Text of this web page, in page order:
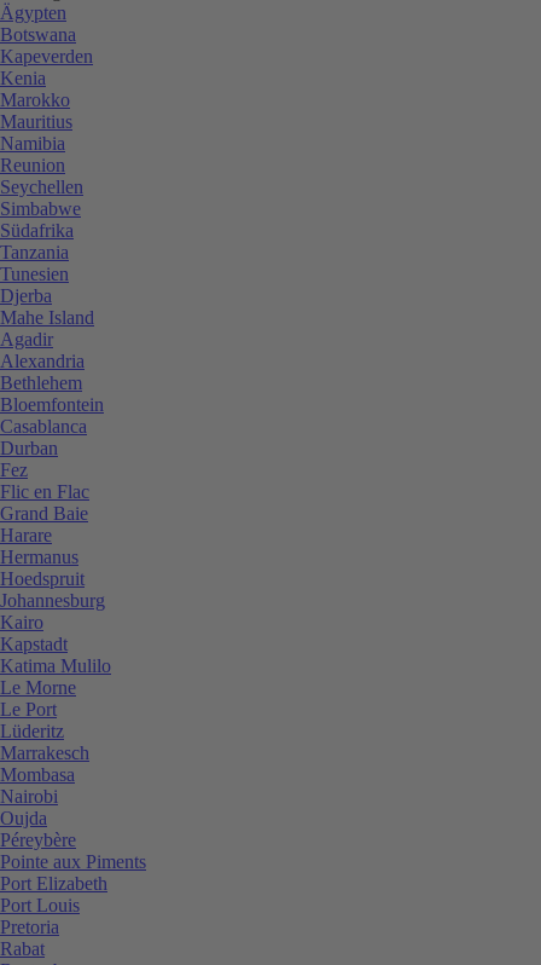
Ägypten
Botswana
Kapeverden
Kenia
Marokko
Mauritius
Namibia
Reunion
Seychellen
Simbabwe
Südafrika
Tanzania
Tunesien
Djerba
Mahe Island
Agadir
Alexandria
Bethlehem
Bloemfontein
Casablanca
Durban
Fez
Flic en Flac
Grand Baie
Harare
Hermanus
Hoedspruit
Johannesburg
Kairo
Kapstadt
Katima Mulilo
Le Morne
Le Port
Lüderitz
Marrakesch
Mombasa
Nairobi
Oujda
Péreybère
Pointe aux Piments
Port Elizabeth
Port Louis
Pretoria
Rabat